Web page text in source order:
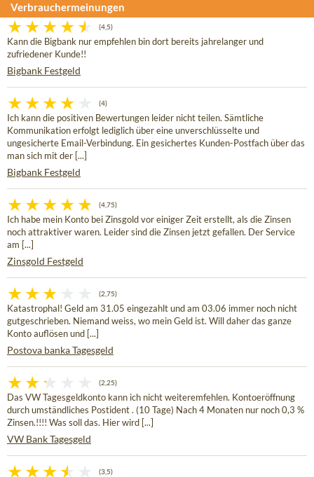
Verbrauchermeinungen
(4,5)
Kann die Bigbank nur empfehlen bin dort bereits jahrelanger und
zufriedener Kunde!!
Bigbank Festgeld
(4)
Ich kann die positiven Bewertungen leider nicht teilen. Sämtliche
Kommunikation erfolgt lediglich über eine unverschlüsselte und
ungesicherte Email-Verbindung. Ein gesichertes Kunden-Postfach über das
man sich mit der [...]
Bigbank Festgeld
(4,75)
Ich habe mein Konto bei Zinsgold vor einiger Zeit erstellt, als die Zinsen
noch attraktiver waren. Leider sind die Zinsen jetzt gefallen. Der Service
am [...]
Zinsgold Festgeld
(2,75)
Katastrophal! Geld am 31.05 eingezahlt und am 03.06 immer noch nicht
gutgeschrieben. Niemand weiss, wo mein Geld ist. Will daher das ganze
Konto auflösen und [...]
Postova banka Tagesgeld
(2,25)
Das VW Tagesgeldkonto kann ich nicht weiteremfehlen. Kontoeröffnung
durch umständliches Postident . (10 Tage) Nach 4 Monaten nur noch 0,3 %
Zinsen.!!!! Was soll das. Hier wird [...]
VW Bank Tagesgeld
(3,5)